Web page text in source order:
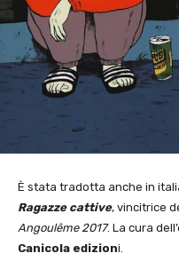
È stata tradotta anche in
Ragazze cattive, vincitrice
Angoulême 2017. La cura
Canicola edizioni.